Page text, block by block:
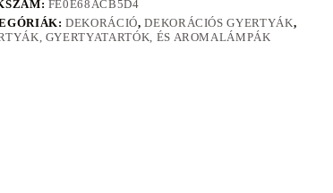
FE0E68ACB5D4
DEKORÁCIÓ,DEKORÁCIÓS GYERTYÁK,
GYERTYATARTÓK, ÉS AROMALÁMPÁK